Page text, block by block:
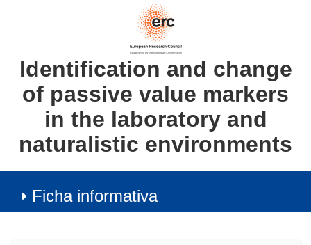
Identification and change
of passive value markers
in the laboratory and
naturalistic environments
Ficha informativa